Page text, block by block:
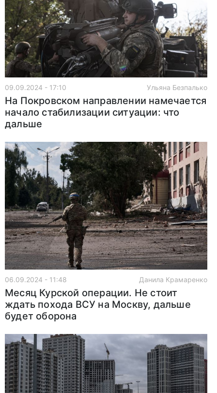
09.09.2024 - 17:10 Ульяна Безпалько
На Покровском направлении намечается
начало стабилизации ситуации: что
дальше
06.09.2024 - 11:48 Данила Крамаренко
Месяц Курской операции. Не стоит
ждать похода ВСУ на Москву, дальше
будет оборона